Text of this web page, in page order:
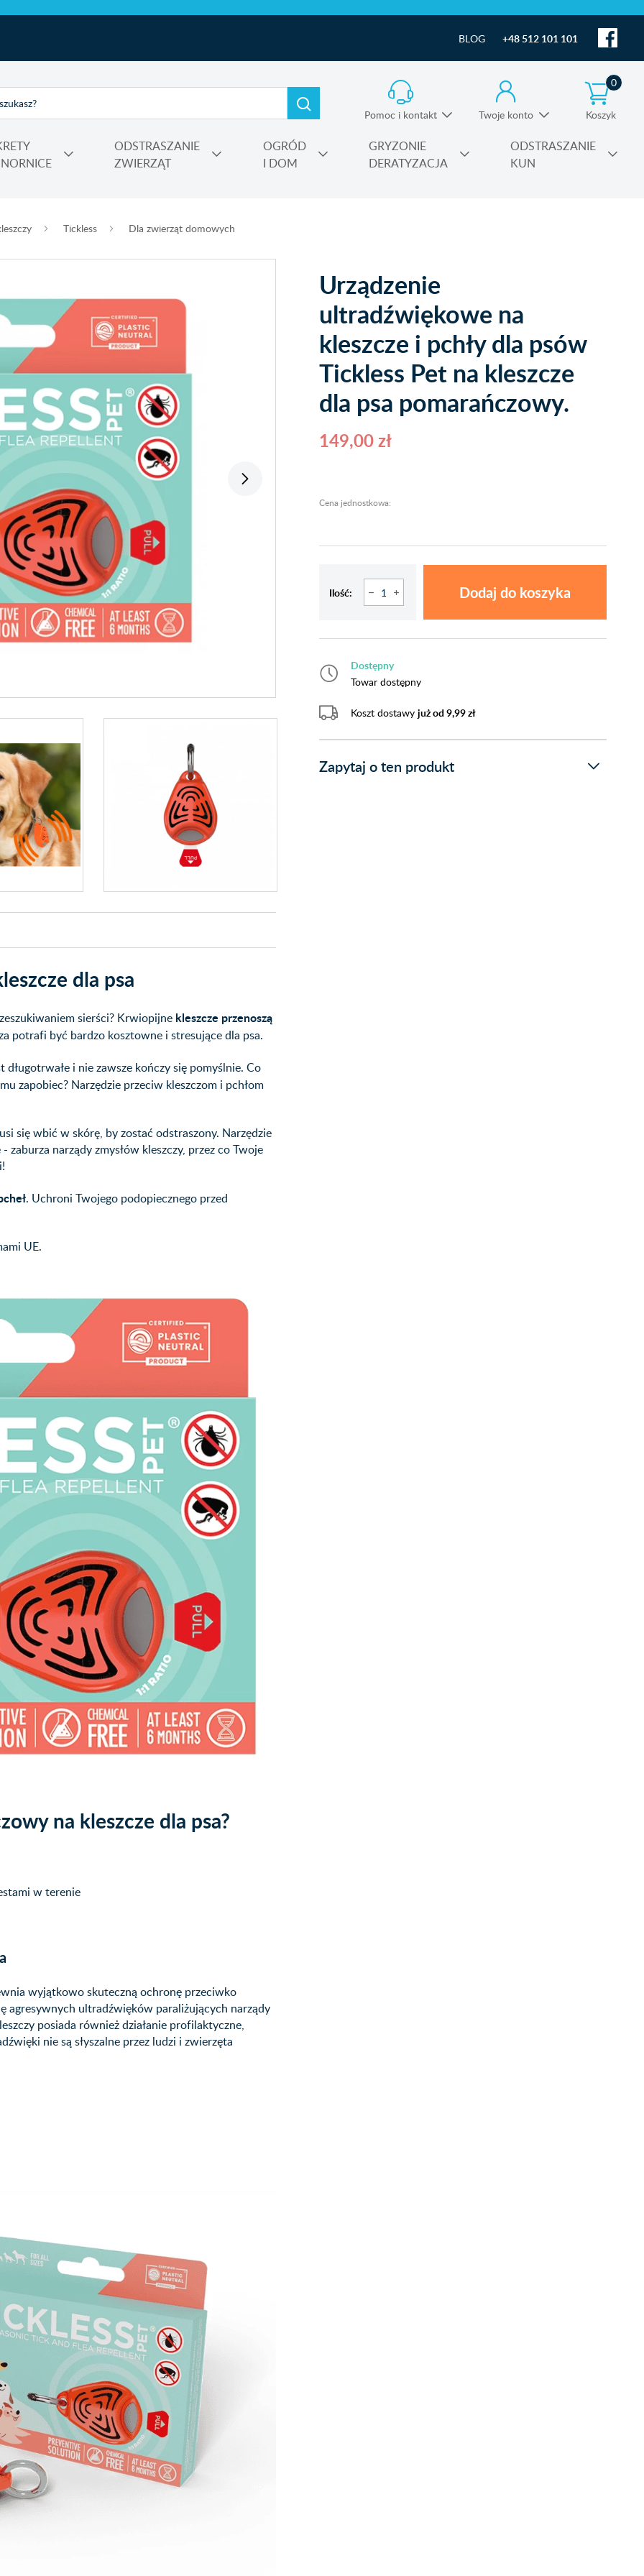
BLOG +48 512 101 101
Pomoc i kontakt Twoje konto Koszyk
0
ODSTRASZANIE
ZWIERZĄT
OGRÓD
I DOM
GRYZONIE
DERATYZACJA
ODSTRASZANIE
KUN
Tickless Dla zwierząt domowych
Urządzenie
ultradźwiękowe na
kleszcze i pchły dla psów
Tickless Pet na kleszcze
dla psa pomarańczowy.
149,00 zł
Cena jednostkowa:
Ilość: Dodaj do koszyka
Dostępny
Towar dostępny
Koszt dostawy już od 9,99 zł
Zapytaj o ten produkt
dla psa
sierści? Krwiopijne kleszcze przenoszą
potrafi być bardzo kosztowne i stresujące dla psa.
długotrwałe i nie zawsze kończy się pomyślnie. Co
zapobiec? Narzędzie przeciw kleszczom i pchłom
się wbić w skórę, by zostać odstraszony. Narzędzie
zaburza narządy zmysłów kleszczy, przez co Twoje
. Uchroni Twojego podopiecznego przed
UE.
na kleszcze dla psa?
w terenie
wyjątkowo skuteczną ochronę przeciwko
agresywnych ultradźwięków paraliżujących narządy
posiada również działanie profilaktyczne,
nie są słyszalne przez ludzi i zwierzęta